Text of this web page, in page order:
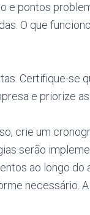
e pontos
O que
Certifique-se
e priorize
crie um
serão
ao longo do
necessário.